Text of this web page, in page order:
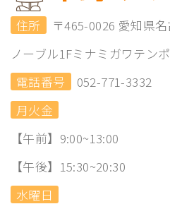
住所
〒465-0026 愛知県
ノーブル1Fミナミガワテンポ
電話番号
052-771-3332
月火金
【午前】9:00~13:00
【午後】15:30~20:30
水曜日